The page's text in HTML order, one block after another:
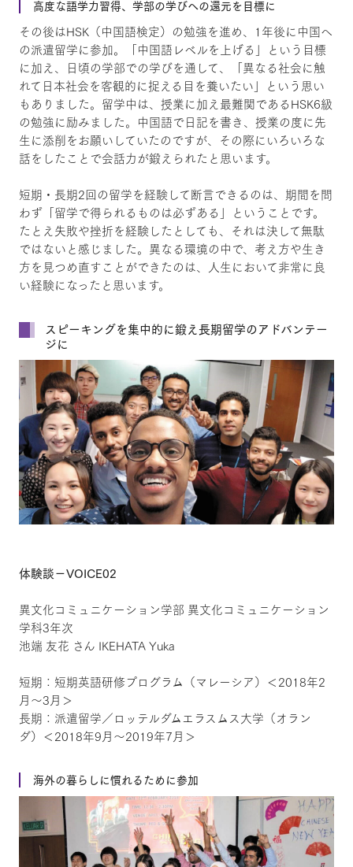
高度な語学力習得、学部の学びへの還元を目標に
その後はHSK（中国語検定）の勉強を進め、1年後に中国へ
の派遣留学に参加。「中国語レベルを上げる」という目標
に加え、日頃の学部での学びを通して、「異なる社会に触
れて日本社会を客観的に捉える目を養いたい」という思い
もありました。留学中は、授業に加え最難関であるHSK6級
の勉強に励みました。中国語で日記を書き、授業の度に先
生に添削をお願いしていたのですが、その際にいろいろな
話をしたことで会話力が鍛えられたと思います。
短期・長期2回の留学を経験して断言できるのは、期間を問
わず「留学で得られるものは必ずある」ということです。
たとえ失敗や挫折を経験したとしても、それは決して無駄
ではないと感じました。異なる環境の中で、考え方や生き
方を見つめ直すことができたのは、人生において非常に良
い経験になったと思います。
スピーキングを集中的に鍛え長期留学のアドバンテー
ジに
体験談－VOICE02
異文化コミュニケーション学部 異文化コミュニケーション
学科3年次
池端 友花 さん IKEHATA Yuka
短期：短期英語研修プログラム（マレーシア）＜2018年2
月～3月＞
長期：派遣留学／ロッテルダムエラスムス大学（オラン
ダ）＜2018年9月～2019年7月＞
海外の暮らしに慣れるために参加